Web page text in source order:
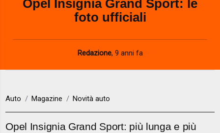
Opel Insignia Grand Sport: le
foto ufficiali
Redazione, 9 anni fa
Auto Magazine Novità auto
Opel Insignia Grand Sport: più lunga e più